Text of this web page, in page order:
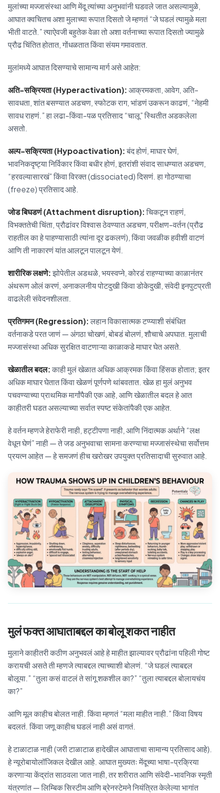
मुलांच्या मज्जासंस्था आणि मेंदू त्यांच्या अनुभवांनी घडवले जात असल्यामुळे,
आघात क्वचितच अशा मुलाच्या रूपात दिसतो जे म्हणतं “जे घडलं त्यामुळे मला
भीती वाटते.” त्याऐवजी बहुतेक वेळा तो अशा वर्तनाच्या रूपात दिसतो ज्यामुळे
प्रौढ चिंतित होतात, गोंधळतात किंवा संयम गमावतात.
मुलांमध्ये आघात दिसण्याचे सामान्य मार्ग असे आहेत:
अति-सक्रियता (Hyperactivation):आक्रमकता, आवेग, अति-
सावधता, शांत बसण्यात अडचण, स्फोटक राग, भांडणं उकरून काढणं, “नेहमी
सावध राहणं.” हा लढा-किंवा-पळ प्रतिसाद “चालू” स्थितीत अडकलेला
असतो.
अल्प-सक्रियता (Hypoactivation):बंद होणं, माघार घेणं,
भावनिकदृष्ट्या निर्विकार किंवा बधीर होणं, इतरांशी संवाद साधण्यात अडचण,
“हरवल्यासारखं” किंवा विरक्त (dissociated) दिसणं. हा गोठण्याचा
(freeze) प्रतिसाद आहे.
जोड बिघडणं (Attachment disruption):चिकटून राहणं,
विभक्ततेची चिंता, प्रौढांवर विश्वास ठेवण्यात अडचण, परीक्षण-वर्तन (प्रौढ
राहतील का हे पाहण्यासाठी त्यांना दूर ढकलणं), किंवा जवळीक हवीशी वाटणं
आणि ती नाकारणं यांत आलटून पालटून येणं.
शारीरिक लक्षणे:झोपेतील अडथळे, भयस्वप्ने, कोरडं राहण्याच्या काळानंतर
अंथरूण ओलं करणं, अनाकलनीय पोटदुखी किंवा डोकेदुखी, संवेदी इनपुटप्रती
वाढलेली संवेदनशीलता.
प्रतिगमन (Regression):लहान विकासात्मक टप्प्याशी संबंधित
वर्तनाकडे परत जाणं — अंगठा चोखणं, बोबडं बोलणं, शौचाचे अपघात. मुलाची
मज्जासंस्था अधिक सुरक्षित वाटणाऱ्या काळाकडे माघार घेत असते.
खेळातील बदल:काही मुलं खेळात अधिक आक्रमक किंवा हिंसक होतात; इतर
अधिक माघार घेतात किंवा खेळणं पूर्णपणे थांबवतात. खेळ हा मुलं अनुभव
पचवण्याच्या प्राथमिक मार्गांपैकी एक आहे, आणि खेळातील बदल हे आत
काहीतरी घडत असल्याच्या सर्वात स्पष्ट संकेतांपैकी एक आहेत.
हे वर्तन म्हणजे हेराफेरी नाही, हट्टीपणा नाही, आणि निंदात्मक अर्थाने “लक्ष
वेधून घेणं” नाही — ते जड अनुभवाचा सामना करण्याचा मज्जासंस्थेचा सर्वोत्तम
प्रयत्न आहेत — हे समजणं हीच खरोखर उपयुक्त प्रतिसादाची सुरुवात आहे.
मुलं फक्त आघाताबद्दल का बोलू शकत नाहीत
मुलाने काहीतरी कठीण अनुभवलं आहे हे माहीत झाल्यावर प्रौढांना पहिली गोष्ट
करायची असते ती म्हणजे त्याबद्दल त्याच्याशी बोलणं. “जे घडलं त्याबद्दल
बोलूया.” “तुला कसं वाटलं ते सांगू शकशील का?” “तुला त्याबद्दल बोलायचंय
का?”
आणि मूल काहीच बोलत नाही. किंवा म्हणतं “मला माहीत नाही.” किंवा विषय
बदलतं. किंवा जणू काहीच घडलं नाही असं वागतं.
हे टाळाटाळ नाही (जरी टाळाटाळ हादेखील आघाताचा सामान्य प्रतिसाद आहे).
हे न्यूरोबायोलॉजिकल देखील आहे. आघात मुख्यतः मेंदूच्या भाषा-प्रक्रिया
करणाऱ्या केंद्रांत साठवला जात नाही, तर शरीरात आणि संवेदी-भावनिक स्मृती
यंत्रणांत — लिम्बिक सिस्टीम आणि ब्रेनस्टेमने नियंत्रित केलेल्या भागांत